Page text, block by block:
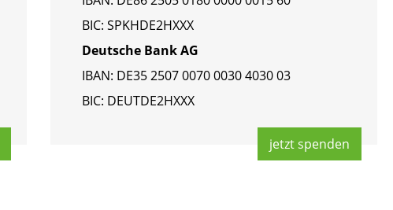
BIC: SPKHDE2HXXX
Deut­sche Bank AG
IBAN: DE35 2507 0070 0030 4030 03
BIC: DEUT­DE2HXXX
jetzt spen­den